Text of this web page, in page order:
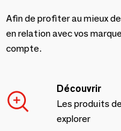
Afin de profiter au mieux
en relation avec vos
compte.
Découvrir
Les produits
explorer